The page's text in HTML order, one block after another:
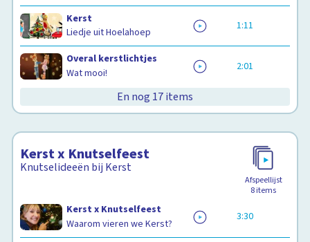
Kerst
Liedje uit Hoelahoep
1:11
Overal kerstlichtjes
Wat mooi!
2:01
En nog 17 items
Kerst x Knutselfeest
Knutselideeën bij Kerst
Afspeellijst
8items
Kerst x Knutselfeest
Waarom vieren we Kerst?
3:30